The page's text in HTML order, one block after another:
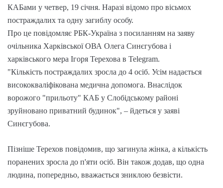
КАБами у четвер, 19 січня. Наразі відомо про вісьмох
постраждалих та одну загиблу особу.
Про це повідомляє РБК-Україна з посиланням на заяву
очільника Харківської ОВА Олега Синєгубова і
харківського мера Ігоря Терехова в Telegram.
"Кількість постраждалих зросла до 4 осіб. Усім надається
висококваліфікована медична допомога. Внаслідок
ворожого "прильоту" КАБ у Слобідському районі
зруйновано приватний будинок", – йдеться у заяві
Синєгубова.
Пізніше Терехов повідомив, що загинула жінка, а кількість
поранених зросла до п'яти осіб. Він також додав, що одна
людина, попередньо, вважається зниклою безвісти.